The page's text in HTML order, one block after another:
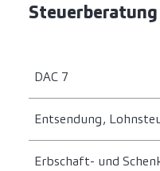
Steuerberatung
DAC 7
Entsendung,
Erbschaft- und